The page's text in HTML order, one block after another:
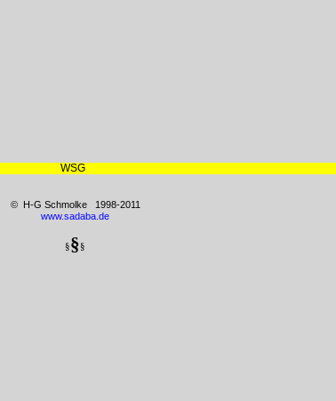
WSG
© H-G Schmolke 1998-2011
www.sadaba.de
§§§